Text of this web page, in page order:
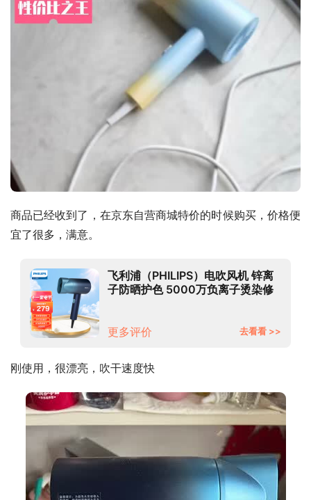
商品已经收到了，在京东自营商城特价的时候购买，价格便
宜了很多，满意。
飞利浦（PHILIPS）电吹风机 锌离
子防晒护色 5000万负离子烫染修
更多评价
去看看 >>
刚使用，很漂亮，吹干速度快